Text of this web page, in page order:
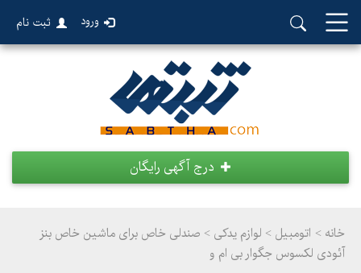
ورود ثبت نام
درج آگهی رایگان
خانه > اتومبیل > لوازم یدکی > صندلی خاص برای ماشین خاص بنز
آئودی لکسوس جگوار بی ام و